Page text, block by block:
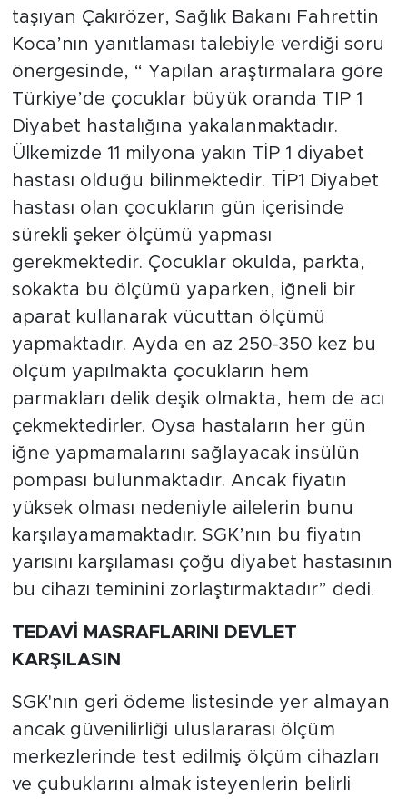
taşıyan Çakırözer, Sağlık Bakanı Fahrettin
Koca’nın yanıtlaması talebiyle verdiği soru
önergesinde, “ Yapılan araştırmalara göre
Türkiye’de çocuklar büyük oranda TIP 1
Diyabet hastalığına yakalanmaktadır.
Ülkemizde 11 milyona yakın TİP 1 diyabet
hastası olduğu bilinmektedir. TİP1 Diyabet
hastası olan çocukların gün içerisinde
sürekli şeker ölçümü yapması
gerekmektedir. Çocuklar okulda, parkta,
sokakta bu ölçümü yaparken, iğneli bir
aparat kullanarak vücuttan ölçümü
yapmaktadır. Ayda en az 250-350 kez bu
ölçüm yapılmakta çocukların hem
parmakları delik deşik olmakta, hem de acı
çekmektedirler. Oysa hastaların her gün
iğne yapmamalarını sağlayacak insülün
pompası bulunmaktadır. Ancak fiyatın
yüksek olması nedeniyle ailelerin bunu
karşılayamamaktadır. SGK’nın bu fiyatın
yarısını karşılaması çoğu diyabet hastasının
bu cihazı teminini zorlaştırmaktadır” dedi.
TEDAVİ MASRAFLARINI DEVLET
KARŞILASIN
SGK'nın geri ödeme listesinde yer almayan
ancak güvenilirliği uluslararası ölçüm
merkezlerinde test edilmiş ölçüm cihazları
ve çubuklarını almak isteyenlerin belirli